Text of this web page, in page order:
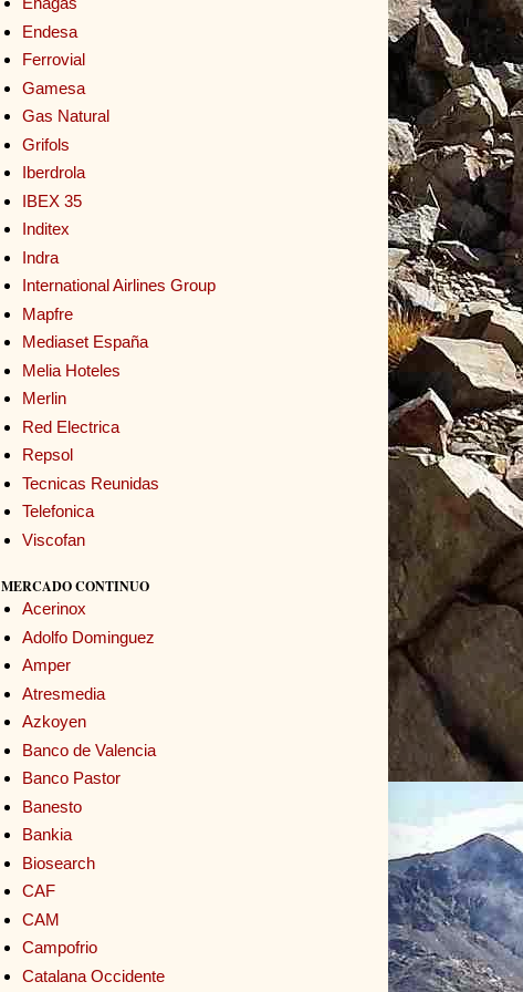
Endesa
Ferrovial
Gamesa
Gas Natural
Grifols
Iberdrola
IBEX 35
Inditex
Indra
International Airlines Group
Mapfre
Mediaset España
Melia Hoteles
Merlin
Red Electrica
Repsol
Tecnicas Reunidas
Telefonica
Viscofan
MERCADO CONTINUO
Acerinox
Adolfo Dominguez
Amper
Atresmedia
Azkoyen
Banco de Valencia
Banco Pastor
Banesto
Bankia
Biosearch
CAF
CAM
Campofrio
Catalana Occidente